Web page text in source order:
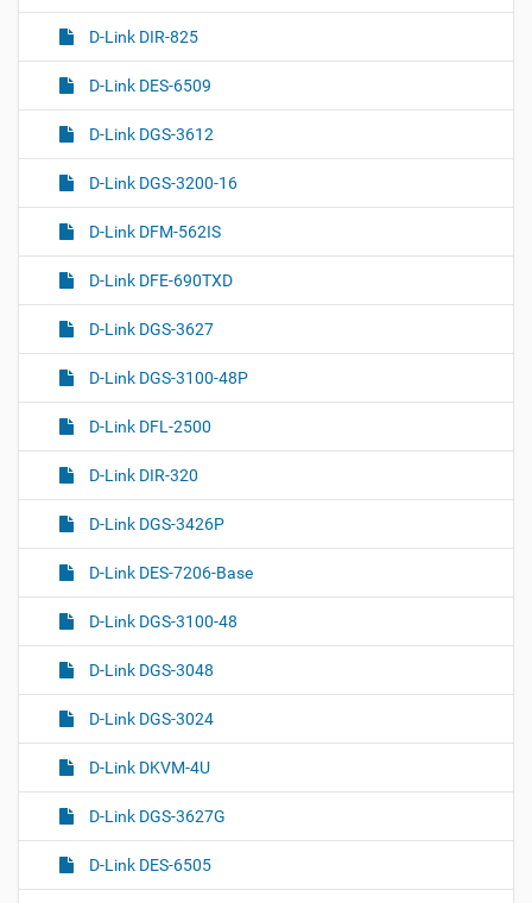
D-Link DIR-825
D-Link DES-6509
D-Link DGS-3612
D-Link DGS-3200-16
D-Link DFM-562IS
D-Link DFE-690TXD
D-Link DGS-3627
D-Link DGS-3100-48P
D-Link DFL-2500
D-Link DIR-320
D-Link DGS-3426P
D-Link DES-7206-Base
D-Link DGS-3100-48
D-Link DGS-3048
D-Link DGS-3024
D-Link DKVM-4U
D-Link DGS-3627G
D-Link DES-6505